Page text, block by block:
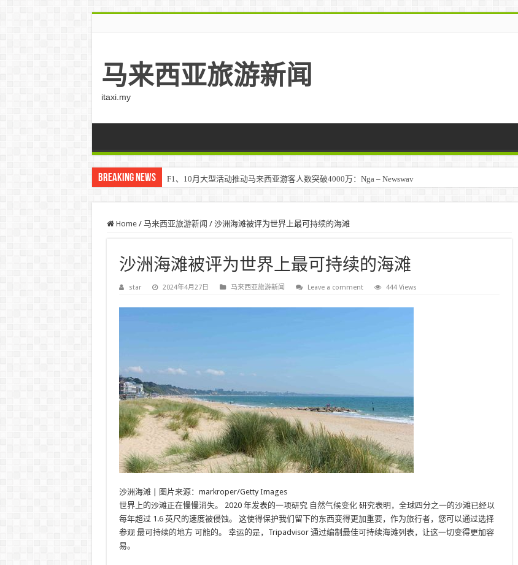
马来西亚旅游新闻
itaxi.my
Breaking News F1、10月大型活动推动马来西亚游客人数突破4000万：Nga – Newswav
Home / 马来西亚旅游新闻 / 沙洲海滩被评为世界上最可持续的海滩
沙洲海滩被评为世界上最可持续的海滩
star 2024年4月27日 马来西亚旅游新闻 Leave a comment 444 Views
沙洲海滩 | 图片来源：markroper/Getty Images
世界上的沙滩正在慢慢消失。 2020 年发表的一项研究 自然气候变化研究表明，全球四分之一的沙滩已经以
每年超过 1.6 英尺的速度被侵蚀。 这使得保护我们留下的东西变得更加重要，作为旅行者，您可以通过选择
参观 最可持续的地方可能的。 幸运的是，Tripadvisor 通过编制最佳可持续海滩列表，让这一切变得更加容
易。